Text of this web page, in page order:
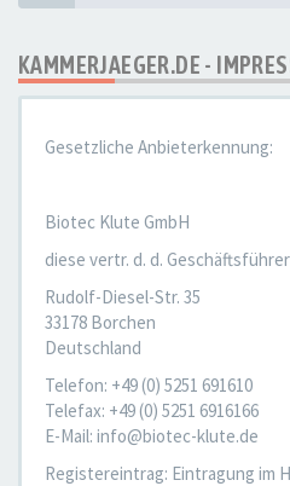
KAMMERJAEGER.DE -
Gesetzliche Anbieterkennung:
Biotec Klute GmbH
diese vertr. d. d.
Rudolf-Diesel-Str. 35
33178 Borchen
Deutschland
Telefon: +49 (0) 5251 691610
Telefax: +49 (0) 5251 6916166
E-Mail: info@biotec-klute.de
Registereintrag: Eintragung im